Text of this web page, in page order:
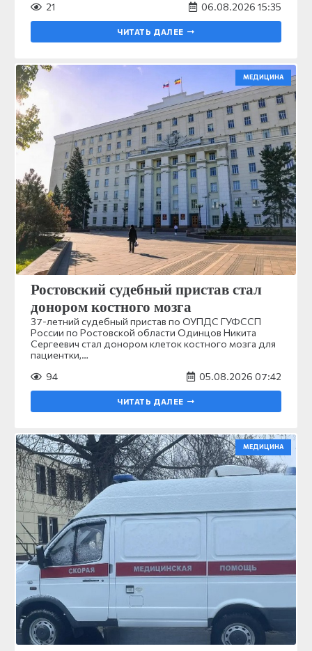
21
06.08.2026 15:35
ЧИТАТЬ ДАЛЕЕ
МЕДИЦИНА
Ростовский судебный пристав стал
донором костного мозга
37-летний судебный пристав по ОУПДС ГУФССП
России по Ростовской области Одинцов Никита
Сергеевич стал донором клеток костного мозга для
пациентки,…
94
05.08.2026 07:42
ЧИТАТЬ ДАЛЕЕ
МЕДИЦИНА